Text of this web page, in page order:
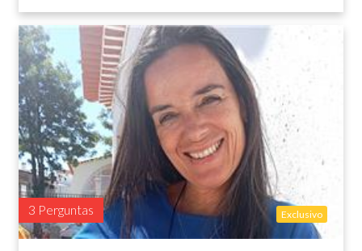
3 Perguntas Exclusivo